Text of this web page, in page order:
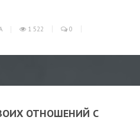
1 522 0
ОТНОШЕНИЙ С